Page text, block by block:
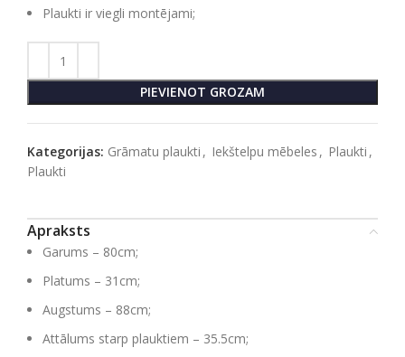
Plaukti ir viegli montējami;
PIEVIENOT GROZAM
Kategorijas: Grāmatu plaukti , Iekštelpu mēbeles , Plaukti ,
Plaukti
Apraksts
Garums – 80cm;
Platums – 31cm;
Augstums – 88cm;
Attālums starp plauktiem – 35.5cm;